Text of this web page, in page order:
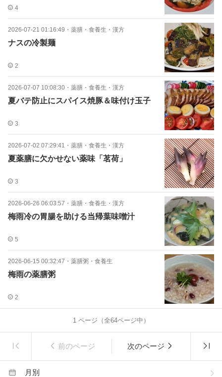
4
2026-07-21 01:16:49 ・ 薬膳・食養生・漢方
ナスの冷製麺
2
2026-07-07 10:08:30 ・ 薬膳・食養生・漢方
夏バテ防止にスパイス焼豚＆味付け玉子
3
2026-07-02 07:29:41 ・ 薬膳・食養生・漢方
夏薬膳に欠かせない薬味「茗荷」
3
2026-06-26 06:03:57 ・ 薬膳・食養生・漢方
梅雨冷の胃腸を助ける当帰葉味噌汁
5
2026-06-15 00:32:47 ・ 薬膳粥・食養生
梅雨の薬膳粥
2
1ページ（全64ページ中）
前のページ 次のページ
月別